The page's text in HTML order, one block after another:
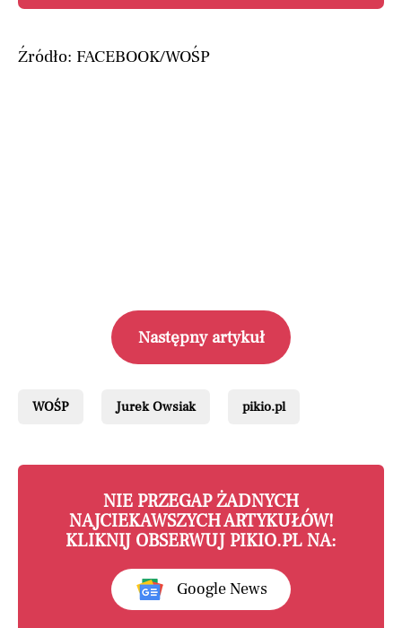
Źródło: FACEBOOK/WOŚP
Następny artykuł
WOŚP Jurek Owsiak pikio.pl
NIE PRZEGAP ŻADNYCH
NAJCIEKAWSZYCH ARTYKUŁÓW!
KLIKNIJ OBSERWUJ PIKIO.PL NA:
Google News